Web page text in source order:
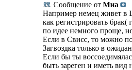
Сообщение от Миа
Например немец живет в
как регистрировать
по идее немного проще,
Если в Свисс, то можно
Загвоздка только в
Если бы ты
быть зареген и иметь